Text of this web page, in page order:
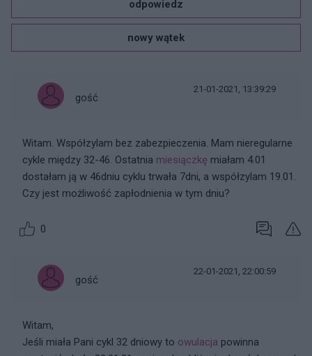
odpowiedz
nowy wątek
gość
21-01-2021, 13:39:29
Witam. Współzylam bez zabezpieczenia. Mam nieregularne
cykle między 32-46. Ostatnia miesiączkę miałam 4.01
dostałam ją w 46dniu cyklu trwała 7dni, a współzylam 19.01.
Czy jest możliwość zapłodnienia w tym dniu?
0
gość
22-01-2021, 22:00:59
Witam,
Jeśli miała Pani cykl 32 dniowy to owulacja powinna